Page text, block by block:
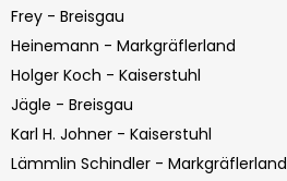
Frey - Breisgau
Heinemann - Markgräflerland
Holger Koch - Kaiserstuhl
Jägle - Breisgau
Karl H. Johner - Kaiserstuhl
Lämmlin Schindler - Markgräflerland